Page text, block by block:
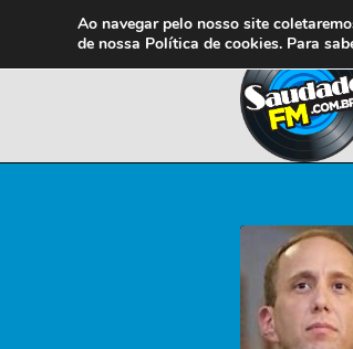
Ao navegar pelo nosso site
de nossa Política de cookies. Para